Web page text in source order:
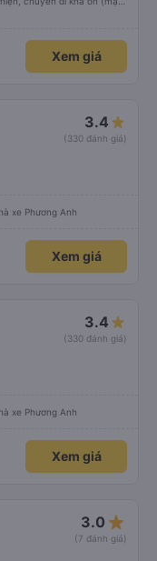
^^), và chỗ ngồi thoải
Xem giá
3.4
(330 đánh giá)
xe Phương Anh
Xem giá
3.4
(330 đánh giá)
xe Phương Anh
Xem giá
3.0 star_rate
(7 đánh giá)